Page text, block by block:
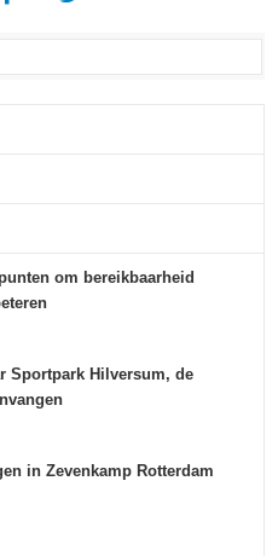
om bereikbaarheid
Sportpark Hilversum, de
in Zevenkamp Rotterdam